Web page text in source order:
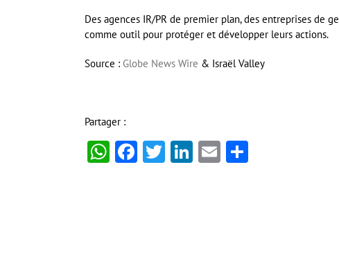
Des agences IR/PR de premier plan, des entreprises de
comme outil pour protéger et développer leurs actions.
Source : Globe News Wire & Israël Valley
Partager :
WhatsApp
Facebook
Twitter
LinkedIn
Email